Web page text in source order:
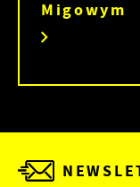
Migowym